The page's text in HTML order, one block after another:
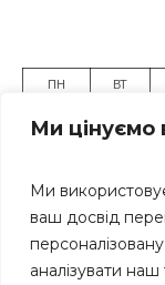
Ми цінуємо
Ми
ваш досвід
аналізувати
ПН ВТ
17 18
24 25
31